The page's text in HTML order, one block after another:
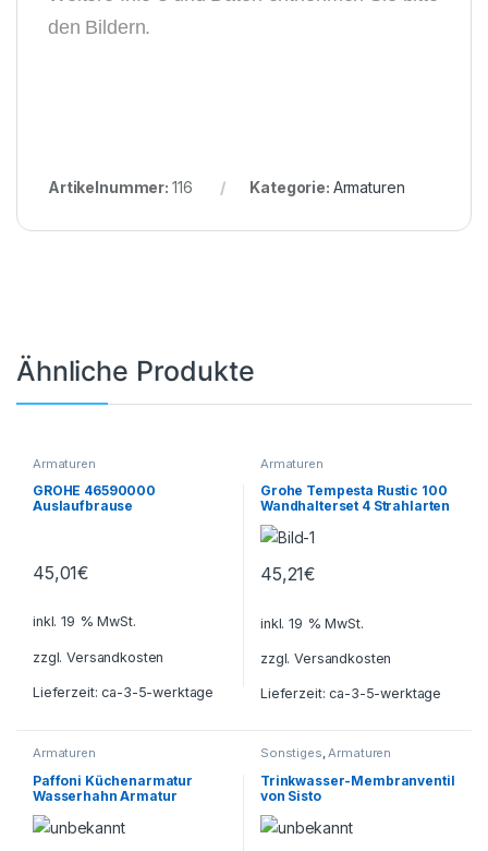
den Bildern.
Artikelnummer: 116 Kategorie: Armaturen
Ähnliche Produkte
Armaturen
GROHE 46590000
Auslaufbrause
45,01€
inkl. 19 % MwSt.
zzgl.Versandkosten
Lieferzeit:ca-3-5-werktage
Armaturen
Grohe Tempesta Rustic 100
Wandhalterset 4 Strahlarten
chrom 27805001
45,21€
inkl. 19 % MwSt.
zzgl.Versandkosten
Lieferzeit:ca-3-5-werktage
Armaturen
Paffoni Küchenarmatur
Wasserhahn Armatur
Einhandmischer Mischer
Sonstiges,Armaturen
Trinkwasser-Membranventil
von Sisto